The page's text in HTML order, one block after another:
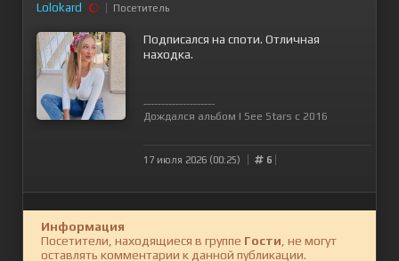
Lolokard Посетитель
Подписался на споти. Отличная
находка.
--------------------
Дождался альбом I See Stars с 2016
17 июля 2026 (00:25) 6
Информация
Посетители, находящиеся в группе Гости , не могут
оставлять комментарии к данной публикации.